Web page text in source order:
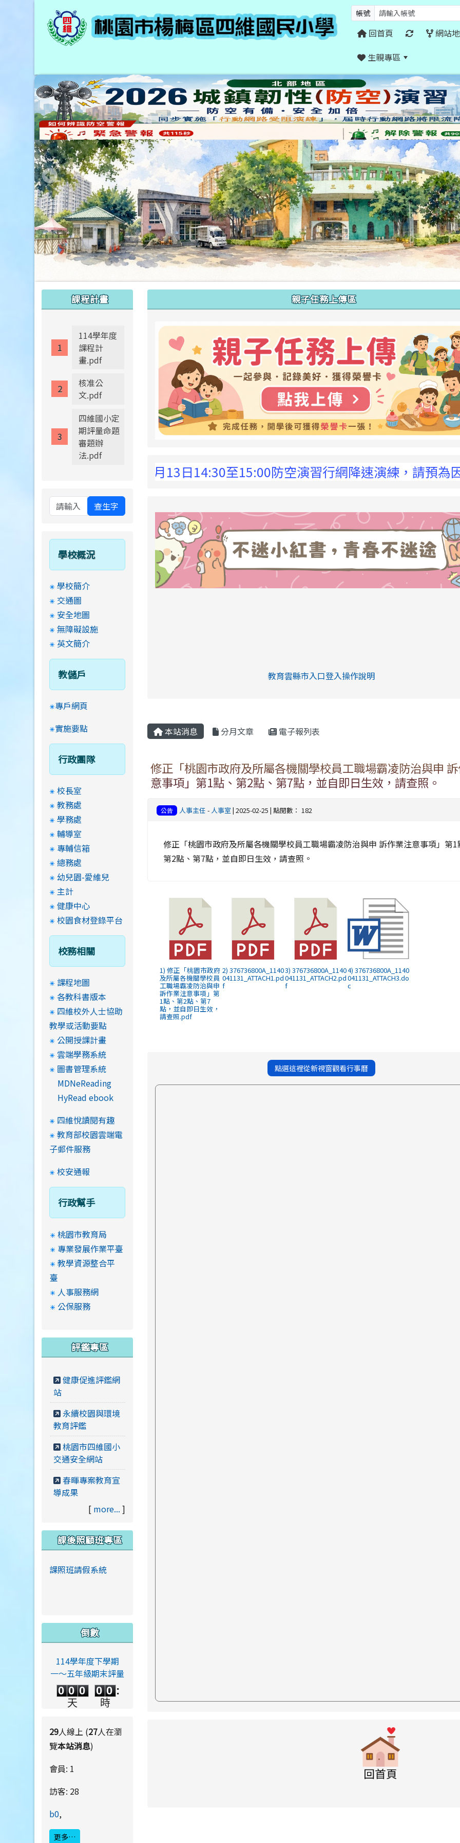
帳號
回首頁 網站
生親專區
親子任務上傳區
8月13日14:30至15:00防空演習行網降速演練，請預為因應，詳
link to https://eliteracy.edu.tw/
link to https://eliteracy.edu.tw/Shorts/
教育雲縣市入口登入操作說明
link to https://eliteracy.edu.tw/
本站消息 分月文章 電子報列表
修正「桃園市政府及所屬各機關學校員工職場霸凌防治與申
意事項」第1點、第2點、第7點，並自即日生效，請查照。
公告 人事主任 - 人事室 | 2025-02-25 | 點閱數： 182
修正「桃園市政府及所屬各機關學校員工職場霸凌防治與申 訴作業注意事項」第1
第2點、第7點，並自即日生效，請查照。
1) 修正「桃園市政府
及所屬各機關學校員
工職場霸凌防治與申
訴作業注意事項」第
1點、第2點、第7
點，並自即日生效，
請查照.pdf
2) 376736800A_1140
041131_ATTACH1.pd
f
3) 376736800A_1140
041131_ATTACH2.pd
f
4) 376736800A_1140
041131_ATTACH3.do
c
點選這裡從新視窗觀看行事曆
link to
課程計畫
114學年度
課程計
畫.pdf
核准公
文.pdf
四維國小定
期評量命題
審題辦
法.pdf
查生字
學校概況
學校簡介
交通圖
安全地圖
無障礙設施
英文簡介
教儲戶
專戶網頁
實施要點
行政團隊
校長室
教務處
學務處
輔導室
專輔信箱
總務處
幼兒園-愛維兒
主計
健康中心
校園食材登錄平台
校務相關
課程地圖
各教科書版本
四維校外人士協助
教學或活動要點
公開授課計畫
雲端學務系統
圖書管理系統
MDNeReading
HyRead ebook
四維悅讀閱有趣
教育部校園雲端電
子郵件服務
校安通報
行政幫手
桃園市教育局
專業發展作業平臺
教學資源整合平
臺
人事服務網
公保服務
評鑑專區
健康促進評鑑網
站
永續校園與環境
教育評鑑
桃園市四維國小
交通安全網站
春暉專案教育宣
導成果
[ more... ]
課後照顧班專區
課照班請假系統
倒數
114學年度下學期
一～五年級期末評量
0
0
0
0
0
0
天
0
0
0
0
時
:
0 0
分
0
秒
29人線上 (27人在瀏
覽本站消息)
會員: 1
訪客: 28
b0,
更多…